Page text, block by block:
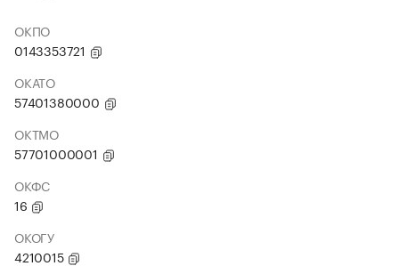
ОКПО
0143353721
ОКАТО
57401380000
ОКТМО
57701000001
ОКФС
16
ОКОГУ
4210015